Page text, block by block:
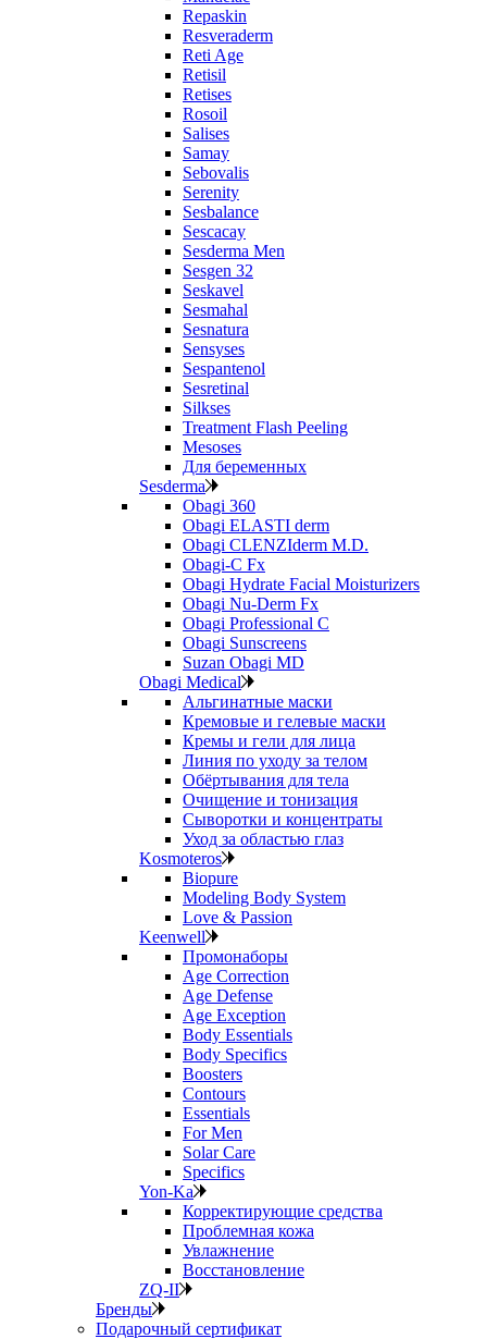
Repaskin
Resveraderm
Reti Age
Retisil
Retises
Rosoil
Salises
Samay
Sebovalis
Serenity
Sesbalance
Sescacay
Sesderma Men
Sesgen 32
Seskavel
Sesmahal
Sesnatura
Sensyses
Sespantenol
Sesretinal
Silkses
Treatment Flash Peeling
Mesoses
Для беременных
Sesderma
Obagi 360
Obagi ELASTI derm
Obagi CLENZIderm M.D.
Obagi-C Fx
Obagi Hydrate Facial Moisturizers
Obagi Nu-Derm Fx
Obagi Professional C
Obagi Sunscreens
Suzan Obagi MD
Obagi Medical
Альгинатные маски
Кремовые и гелевые маски
Кремы и гели для лица
Линия по уходу за телом
Обёртывания для тела
Очищение и тонизация
Сыворотки и концентраты
Уход за областью глаз
Kosmoteros
Biopure
Modeling Body System
Love & Passion
Keenwell
Промонаборы
Age Correction
Age Defense
Age Exception
Body Essentials
Body Specifics
Boosters
Contours
Essentials
For Men
Solar Care
Specifics
Yon-Ka
Корректирующие средства
Проблемная кожа
Увлажнение
Восстановление
ZQ-II
Бренды
Подарочный сертификат